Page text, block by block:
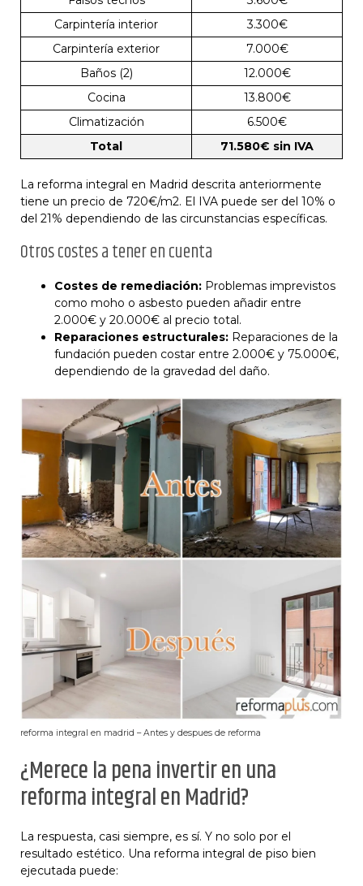
Carpintería interior
3.300€
Carpintería exterior
7.000€
Baños (2)
12.000€
Cocina
13.800€
Climatización
6.500€
Total
71.580€ sin IVA
La reforma integral en Madrid descrita anteriormente
tiene un precio de 720€/m2. El IVA puede ser del 10% o
del 21% dependiendo de las circunstancias específicas.
Otros costes a tener en cuenta
Costes de remediación: Problemas imprevistos
como moho o asbesto pueden añadir entre
2.000€ y 20.000€ al precio total.
Reparaciones estructurales: Reparaciones de la
fundación pueden costar entre 2.000€ y 75.000€,
dependiendo de la gravedad del daño.
reforma integral en madrid – Antes y despues de reforma
¿Merece la pena invertir en una
reforma integral en Madrid?
La respuesta, casi siempre, es sí. Y no solo por el
resultado estético. Una reforma integral de piso bien
ejecutada puede: